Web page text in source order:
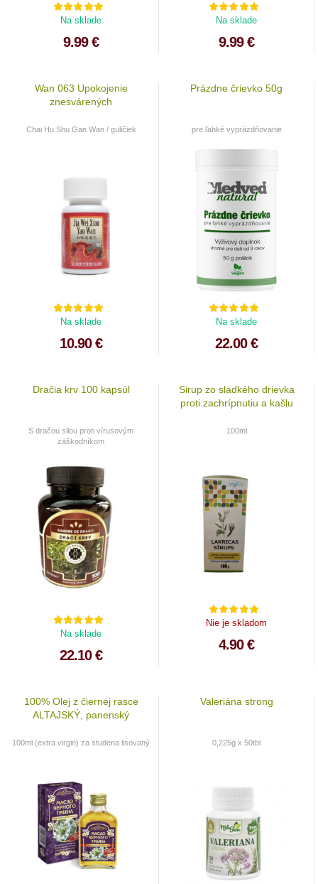
Na sklade
9.99 €
Na sklade
9.99 €
Wan 063 Upokojenie
znesvárených
Chai Hu Shu Gan Wan / guličiek
Na sklade
10.90 €
Prázdne črievko 50g
pre ľahké vyprázdňovanie
Na sklade
22.00 €
Dračia krv 100 kapsúl
S dračou silou proti vírusovým
záškodníkom
Na sklade
22.10 €
Sirup zo sladkého drievka
proti zachrípnutiu a kašlu
100ml
Nie je skladom
4.90 €
100% Olej z čiernej rasce
ALTAJSKÝ, panenský
100ml (extra virgin) za studena lisovaný
Valeriána strong
0,225g x 50tbl